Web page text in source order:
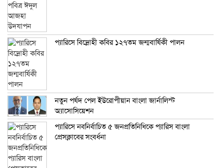
প্যারিসে বিদ্রোহী কবির ১২৭তম জন্মবার্ষিকী পালন
নতুন পর্ষদ পেল ইউরোপীয়ান বাংলা জার্নালিস্ট
অ্যাসোসিয়েশন
প্যারিসে নবনির্বাচিত ৫ জনপ্রতিনিধিকে প্যারিস বাংলা
প্রেসক্লাবের সংবর্ধনা